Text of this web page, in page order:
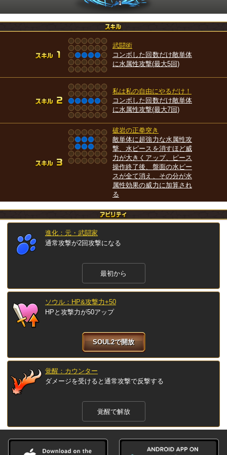
武闘術
コンボした回数だけ敵単体
に水属性攻撃(最大5回)
私は私の自由にやるだけ！
コンボした回数だけ敵単体
に水属性攻撃(最大7回)
破岩の正拳突き
敵単体に超強力な水属性攻
撃、水ピースを消すほど威
力が大きくアップ、ピース
操作終了後、盤面の水ピー
スが全て消え、その分が水
属性効果の威力に加算され
る
進化：元・武闘家
通常攻撃が2回攻撃になる
最初から
ソウル：HP&攻撃力+50
HPと攻撃力が50アップ
SOUL2で開放
覚醒：カウンター
ダメージを受けると通常攻撃で反撃する
覚醒で解放